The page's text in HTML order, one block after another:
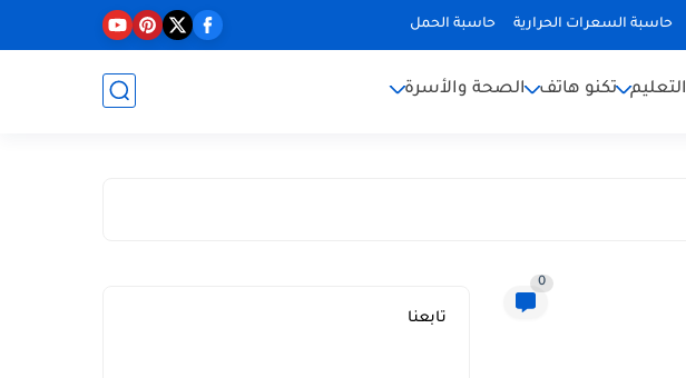
حاسبة السعرات الحرارية حاسبة الحمل
التعليم تكنو هاتف الصحة والأسرة
0
تابعنا